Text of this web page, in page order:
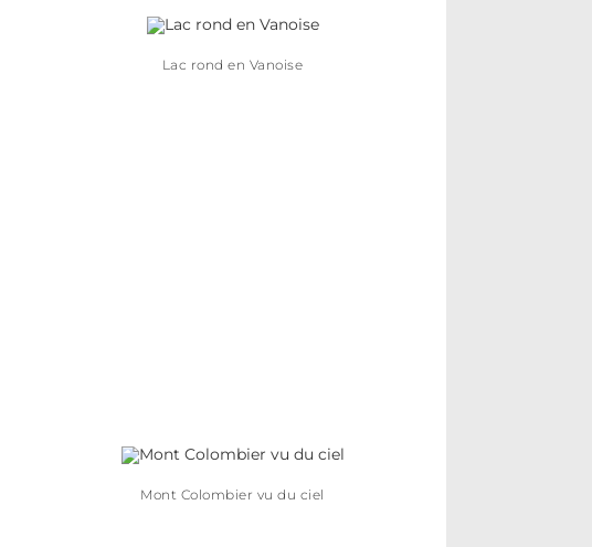
Lac rond en Vanoise
Mont Colombier vu du ciel